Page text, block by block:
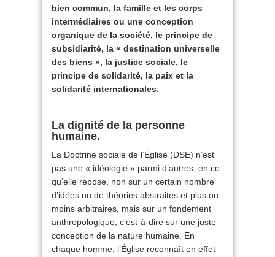
bien commun, la famille et les corps
intermédiaires ou une conception
organique de la société, le principe de
subsidiarité, la « destination universelle
des biens », la justice sociale, le
principe de solidarité, la paix et la
solidarité internationales.
La dignité de la personne
humaine.
La Doctrine sociale de l’Église (DSE) n’est
pas une « idéologie » parmi d’autres, en ce
qu’elle repose, non sur un certain nombre
d’idées ou de théories abstraites et plus ou
moins arbitraires, mais sur un fondement
anthropologique, c’est-à-dire sur une juste
conception de la nature humaine. En
chaque homme, l’Église reconnaît en effet